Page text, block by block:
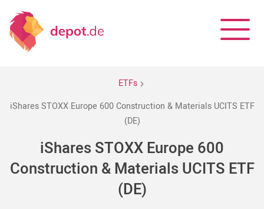
ETFs
iShares STOXX Europe 600 Construction & Materials UCITS ETF
(DE)
iShares STOXX Europe 600
Construction & Materials UCITS ETF
(DE)